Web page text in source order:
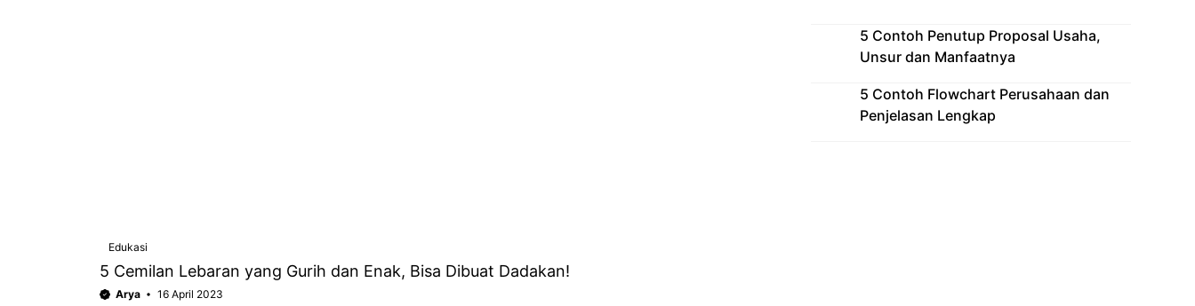
Edukasi
5 Cemilan Lebaran yang Gurih dan Enak, Bisa Dibuat Dadakan!
Arya 16 April 2023
5 Contoh Penutup Proposal Usaha,
Unsur dan Manfaatnya
5 Contoh Flowchart Perusahaan dan
Penjelasan Lengkap